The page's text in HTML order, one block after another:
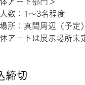
数：1～3名程度
所：真間周辺（予定）
アートは展示場所未
締切